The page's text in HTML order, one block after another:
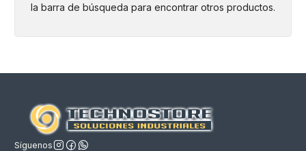
la barra de búsqueda para encontrar otros productos.
Síguenos